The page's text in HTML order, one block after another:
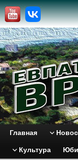
Главная
Культура